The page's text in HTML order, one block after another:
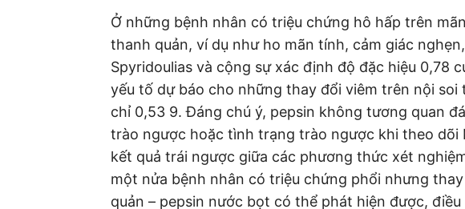
Ở những bệnh nhân có triệu chứng hô hấp trên
thanh quản, ví dụ như ho mãn tính, cảm giác nghẹn,
Spyridoulias và cộng sự xác định độ đặc hiệu 0,78
yếu tố dự báo cho những thay đổi viêm trên nội
chỉ 0,53 9. Đáng chú ý, pepsin không tương quan
trào ngược hoặc tình trạng trào ngược khi theo dõi
kết quả trái ngược giữa các phương thức xét
một nửa bệnh nhân có triệu chứng phổi nhưng
quản – pepsin nước bọt có thể phát hiện được,